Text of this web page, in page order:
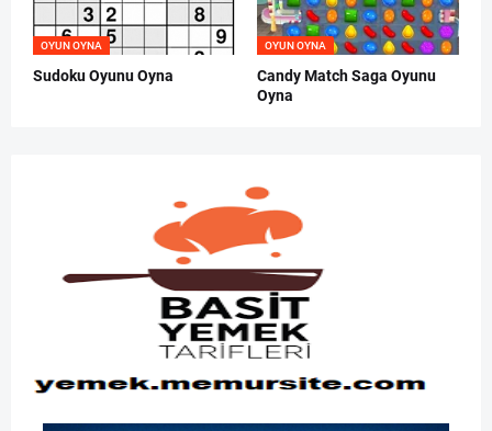
OYUN OYNA
Sudoku Oyunu Oyna
OYUN OYNA
Candy Match Saga Oyunu
Oyna